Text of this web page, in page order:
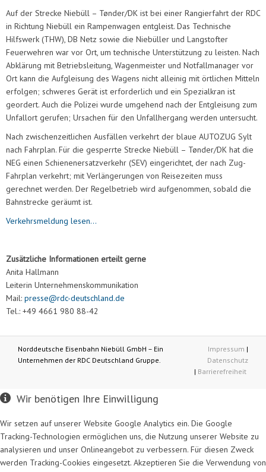
Auf der Strecke Niebüll – Tønder/DK ist bei einer Rangierfahrt der RDC
in Richtung Niebüll ein Rampenwagen entgleist. Das Technische
Hilfswerk (THW), DB Netz sowie die Niebüller und Langstofter
Feuerwehren war vor Ort, um technische Unterstützung zu leisten. Nach
Abklärung mit Betriebsleitung, Wagenmeister und Notfallmanager vor
Ort kann die Aufgleisung des Wagens nicht alleinig mit örtlichen Mitteln
erfolgen; schweres Gerät ist erforderlich und ein Spezialkran ist
geordert. Auch die Polizei wurde umgehend nach der Entgleisung zum
Unfallort gerufen; Ursachen für den Unfallhergang werden untersucht.
Nach zwischenzeitlichen Ausfällen verkehrt der blaue AUTOZUG Sylt
nach Fahrplan. Für die gesperrte Strecke Niebüll – Tønder/DK hat die
NEG einen Schienenersatzverkehr (SEV) eingerichtet, der nach Zug-
Fahrplan verkehrt; mit Verlängerungen von Reisezeiten muss
gerechnet werden. Der Regelbetrieb wird aufgenommen, sobald die
Bahnstrecke geräumt ist.
Verkehrsmeldung lesen...
Zusätzliche Informationen erteilt gerne
Anita Hallmann
Leiterin Unternehmenskommunikation
Mail: presse@rdc-deutschland.de
Tel.: +49 4661 980 88-42
Norddeutsche Eisenbahn Niebüll GmbH – Ein
Unternehmen der RDC Deutschland Gruppe.
Impressum |
Datenschutz
| Barrierefreiheit
Wir benötigen Ihre Einwilligung
Wir setzen auf unserer Website Google Analytics ein. Die Google
Tracking-Technologien ermöglichen uns, die Nutzung unserer Website zu
analysieren und unser Onlineangebot zu verbessern. Für diesen Zweck
werden Tracking-Cookies eingesetzt. Akzeptieren Sie die Verwendung von